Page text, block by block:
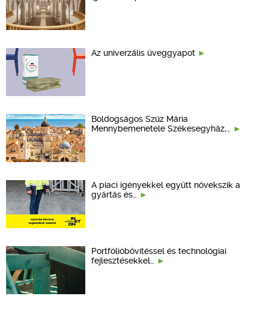
Az univerzális üveggyapot
Boldogságos Szűz Mária
Mennybemenetele Székesegyház,…
A piaci igényekkel együtt növekszik a
gyártás és…
Portfólióbővítéssel és technológiai
fejlesztésekkel…